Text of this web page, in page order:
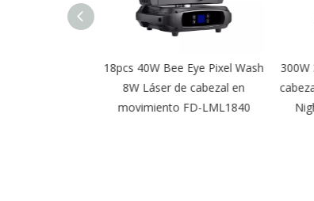
18pcs 40W Bee Eye Pixel Wash
8W Láser de cabezal en
movimiento FD-LML1840
300W